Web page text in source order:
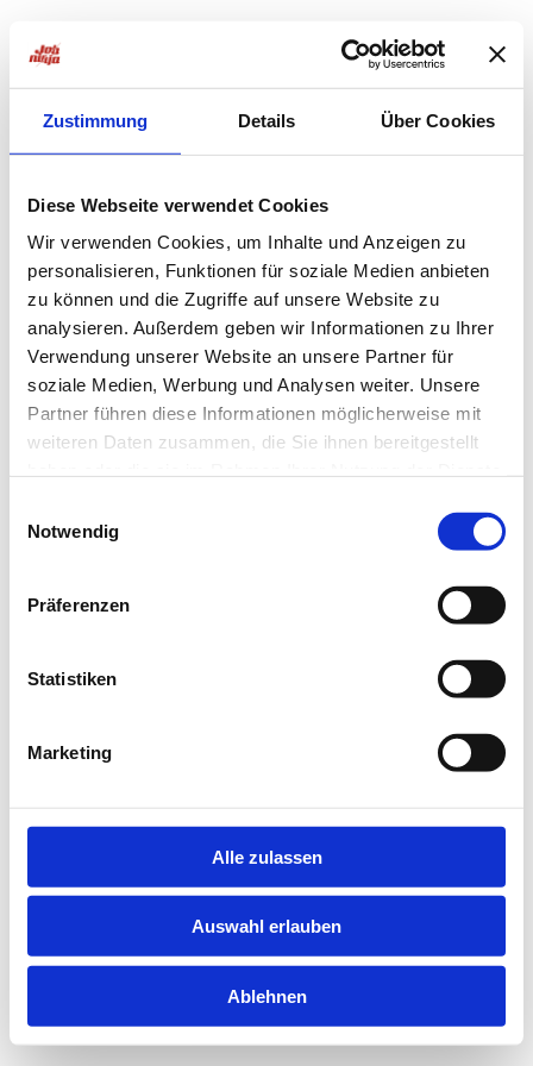
Zustimmung Details Über Cookies
Diese Webseite verwendet Cookies
Wir verwenden Cookies, um Inhalte und Anzeigen zu
personalisieren, Funktionen für soziale Medien anbieten
zu können und die Zugriffe auf unsere Website zu
analysieren. Außerdem geben wir Informationen zu Ihrer
Verwendung unserer Website an unsere Partner für
soziale Medien, Werbung und Analysen weiter. Unsere
Partner führen diese Informationen möglicherweise mit
weiteren Daten zusammen, die Sie ihnen bereitgestellt
Notwendig
Präferenzen
Statistiken
Marketing
Alle zulassen
Auswahl erlauben
Ablehnen
loadingjobninja.com
for more